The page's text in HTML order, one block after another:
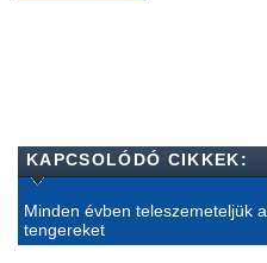
KAPCSOLÓDÓ CIKKEK:
Minden évben teleszemeteljük a
tengereket